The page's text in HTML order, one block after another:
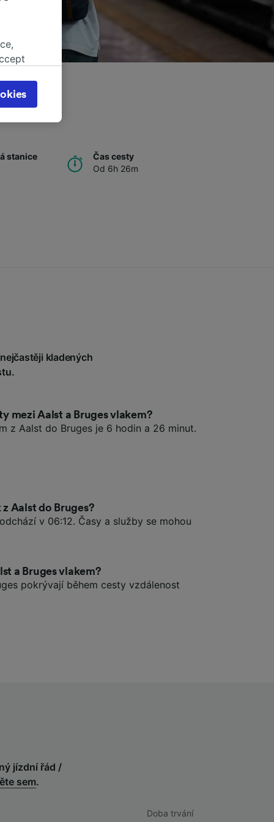
stanice
Čas cesty
Od 6h 26m
kladených
mezi Aalst a Bruges vlakem?
z Aalst do Bruges je 6 hodin a 26 minut.
Aalst do Bruges?
v 06:12. Časy a služby se mohou
a Bruges vlakem?
pokrývají během cesty vzdálenost
jízdní řád /
sem.
Doba trvání
page.